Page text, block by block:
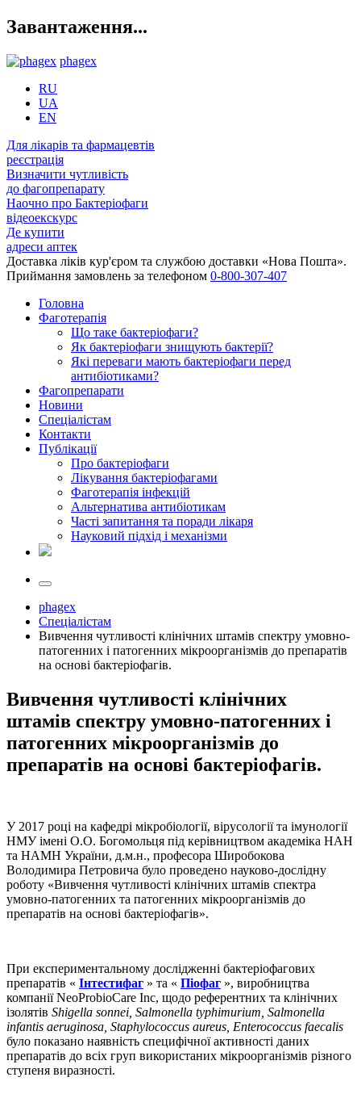
Завантаження...
phagex
RU
UA
EN
Для лікарів та фармацевтів
реєстрація
Визначити чутливість
до фагопрепарату
Наочно про Бактеріофаги
відеоекскурс
Де купити
адреси аптек
Доставка ліків кур'єром та службою доставки «Нова Пошта».
Приймання замовлень за телефоном 0-800-307-407
Головна
Фаготерапія
Що таке бактеріофаги?
Як бактеріофаги знищують бактерії?
Які переваги мають бактеріофаги перед
антибіотиками?
Фагопрепарати
Новини
Спеціалістам
Контакти
Публікації
Про бактеріофаги
Лікування бактеріофагами
Фаготерапія інфекцій
Альтернатива антибіотикам
Часті запитання та поради лікаря
Науковий підхід і механізми
phagex
Спеціалістам
Вивчення чутливості клінічних штамів спектру умовно-
патогенних і патогенних мікроорганізмів до препаратів
на основі бактеріофагів.
Вивчення чутливості клінічних
штамів спектру умовно-патогенних і
патогенних мікроорганізмів до
препаратів на основі бактеріофагів.
У 2017 році на кафедрі мікробіології, вірусології та імунології
НМУ імені О.О. Богомольця під керівництвом академіка НАН
та НАМН України, д.м.н., професора Широбокова
Володимира Петровича було проведено науково-дослідну
роботу «Вивчення чутливості клінічних штамів спектра
умовно-патогенних та патогенних мікроорганізмів до
препаратів на основі бактеріофагів».
При експериментальному дослідженні бактеріофагових
препаратів « Інтестифаг » та « Піофаг », виробництва
компанії NeoProbioCare Inc, щодо референтних та клінічних
ізолятів Shigella sonnei, Salmonella typhimurium, Salmonella
infantis aeruginosa, Staphylococcus aureus, Enterococcus faecalis
було показано наявність специфічної активності даних
препаратів до всіх груп використаних мікроорганізмів різного
ступеня виразності.